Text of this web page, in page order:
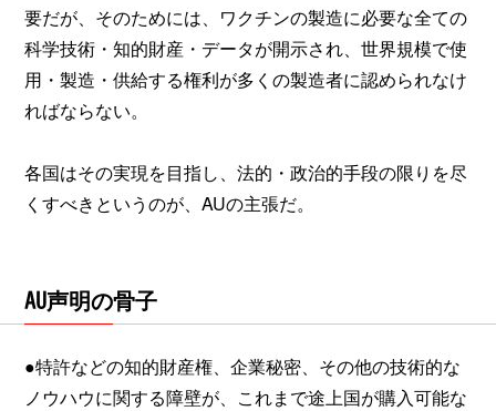
要だが、そのためには、ワクチンの製造に必要な全ての
科学技術・知的財産・データが開示され、世界規模で使
用・製造・供給する権利が多くの製造者に認められなけ
ればならない。
各国はその実現を目指し、法的・政治的手段の限りを尽
くすべきというのが、AUの主張だ。
㍳声明の骨子
●特許などの知的財産権、企業秘密、その他の技術的な
ノウハウに関する障壁が、これまで途上国が購入可能な